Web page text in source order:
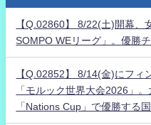
【Q.02860】 8/22(土)開幕、
SOMPO WEリーグ」。優勝
【Q.02852】 8/14(金)にフィ
「モルック世界大会2026」
「Nations Cup」で優勝する